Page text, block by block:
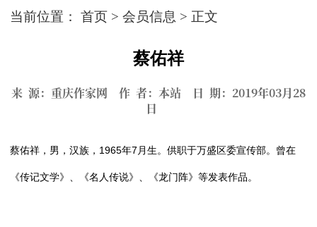
当前位置：首页 >会员信息 > 正文
蔡佑祥
来 源：重庆作家网 作 者：本站 日 期：2019年03月28
日
蔡佑祥，男，汉族，1965年7月生。供职于万盛区委宣传部。曾在
《传记文学》、《名人传说》、《龙门阵》等发表作品。